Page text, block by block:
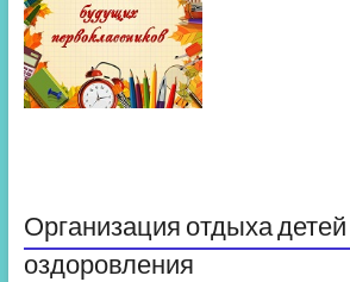
Организация отдыха детей
оздоровления